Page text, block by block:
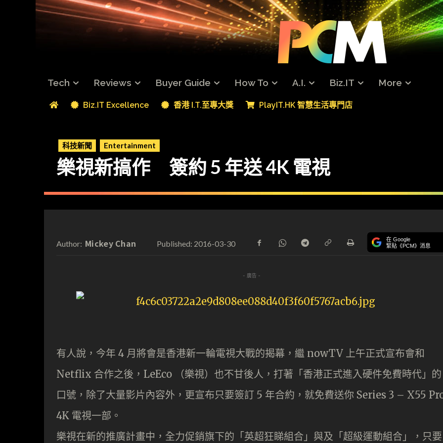
Tech Reviews Buyer Guide How To A.I. Biz.IT More
Biz.IT Excellence 香港 I.T.至專大獎 PlayIT.HK 智慧生活專門店
科技新聞 Entertainment
樂視新搞作 簽約 5 年送 4K 電視
Author: Mickey Chan Published: 2016-03-30 在 Google
緊貼《PCM》消息
- 廣告 -
有人說，今年 4 月將會是香港新一輪電視大戰的揭幕， 繼 nowTV 上午正式宣布會和
Netflix 合作之後， LeEco （樂視）也不甘後人，打著 「香港正式進入硬件免費時代」的
口號，除了大量影片內容外，更宣布只要簽訂 5 年合約，就免費送你 Series 3 – X55
4K 電視一部。
樂視在新的推廣計畫中，全力促銷旗下的「英超狂睇組合」與及「超級運動組合」，只要